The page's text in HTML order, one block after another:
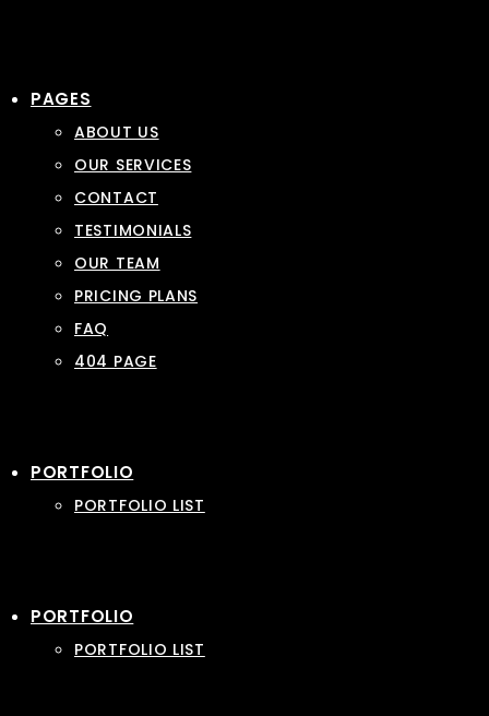
PAGES
ABOUT US
OUR SERVICES
CONTACT
TESTIMONIALS
OUR TEAM
PRICING PLANS
FAQ
404 PAGE
PORTFOLIO
PORTFOLIO LIST
PORTFOLIO
PORTFOLIO LIST